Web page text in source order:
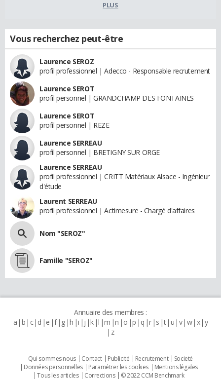
PLUS
Vous recherchez peut-être
Laurence SEROZ
profil professionnel | Adecco - Responsable recrutement
Laurence SEROT
profil personnel | GRANDCHAMP DES FONTAINES
Laurence SEROT
profil personnel | REZE
Laurence SERREAU
profil personnel | BRETIGNY SUR ORGE
Laurence SERREAU
profil professionnel | CRITT Matériaux Alsace - Ingénieur
d'étude
Laurent SERREAU
profil professionnel | Actimesure - Chargé d'affaires
Nom "SEROZ"
Famille "SEROZ"
Annuaire des membres :
a b c d e f g h i j k l m n o p q r s t u v w x y
z
Qui sommes nous Contact Publicité Recrutement
Societé
Données personnelles
Paramétrer les cookies
Mentions légales
Tous les articles
Corrections © 2022 CCM Benchmark